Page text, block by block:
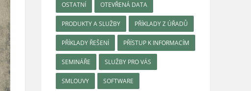
OSTATNÍ OTEVŘENÁ DATA
PRODUKTY A SLUŽBY PŘÍKLADY Z ÚŘADŮ
PŘÍKLADY ŘEŠENÍ PŘÍSTUP K INFORMACÍM
SEMINÁŘE SLUŽBY PRO VÁS
SMLOUVY SOFTWARE